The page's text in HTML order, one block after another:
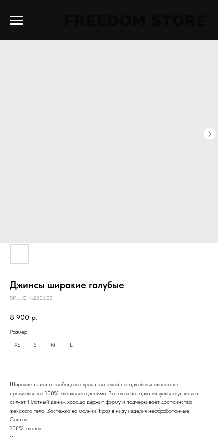
Джинсы широкие голубые
SKU: CH-230602
8 900 р.
Размер
XS
S M L
Широкие джинсы свободного кроя с высокой посадкой выполнены из
премиального 100% хлопкового денима. Высокая посадка визуально удлиняет
силуэт. Плотный деним хорошо держит форму и подчеркивает достоинства
женского тела. Застежка на молнии. Края в низу изделия необработанные.
Состав
100% хлопок